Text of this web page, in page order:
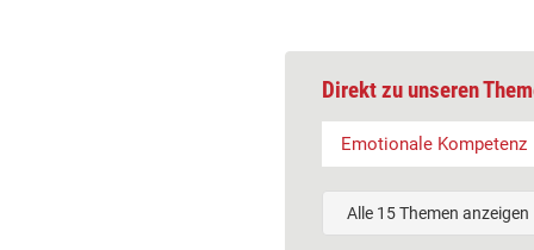
Direkt zu unseren
Emotionale Kompetenz
Alle 15 Themen anzeigen